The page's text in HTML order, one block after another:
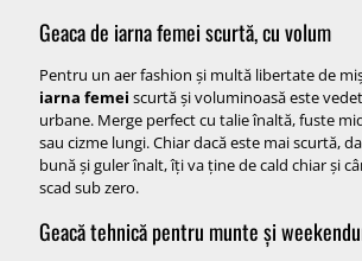
Geaca de iarna femei scurtă, cu volum
Pentru un aer fashion și multă libertate de
iarna femei scurtă și voluminoasă este
urbane. Merge perfect cu talie înaltă, fuste
sau cizme lungi. Chiar dacă este mai scurtă,
bună și guler înalt, îți va ține de cald chiar și
scad sub zero.
Geacă tehnică pentru munte și